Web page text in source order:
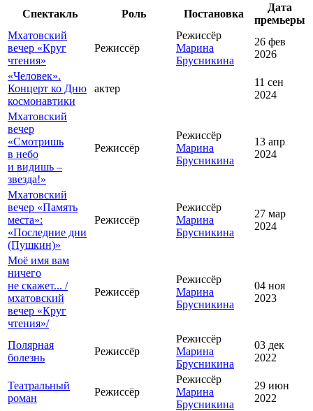
Спектакль Роль Постановка
Дата
премьеры
Мхатовский
вечер «Круг
чтения»
Режиссёр
Режиссёр
Марина
Брусникина
26 фев
2026
«Человек».
Концерт ко Дню
космонавтики
актер
11 сен
2024
Мхатовский
вечер
«Смотришь
в небо
и видишь –
звезда!»
Режиссёр
Режиссёр
Марина
Брусникина
13 апр
2024
Мхатовский
вечер «Память
места»:
«Последние дни
(Пушкин)»
Режиссёр
Режиссёр
Марина
Брусникина
27 мар
2024
Моё имя вам
ничего
не скажет... /
мхатовский
вечер «Круг
чтения»/
Режиссёр
Режиссёр
Марина
Брусникина
04 ноя
2023
Полярная
болезнь
Режиссёр
Режиссёр
Марина
Брусникина
03 дек
2022
Театральный
роман
Режиссёр
Режиссёр
Марина
Брусникина
29 июн
2022